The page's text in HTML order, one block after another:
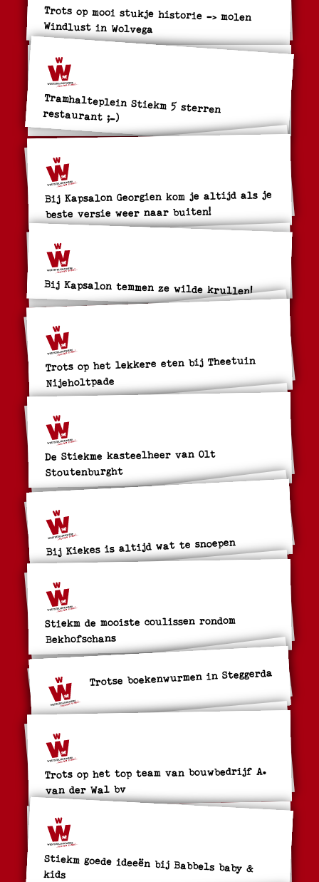
Trots op mooi stukje historie -> molen
Windlust in Wolvega
Tramhalteplein Stiekm 5 sterren
restaurant ;-)
Bij Kapsalon Georgien kom je altijd als je
beste versie weer naar buiten!
Bij Kapsalon temmen ze wilde krullen!
Trots op het lekkere eten bij Theetuin
Nijeholtpade
De Stiekme kasteelheer van Olt
Stoutenburght
Bij Kiekes is altijd wat te snoepen
Stiekm de mooiste coulissen rondom
Bekhofschans
Trotse boekenwurmen in Steggerda
Trots op het top team van bouwbedrijf A.
van der Wal bv
Stiekm goede ideeën bij Babbels baby &
kids